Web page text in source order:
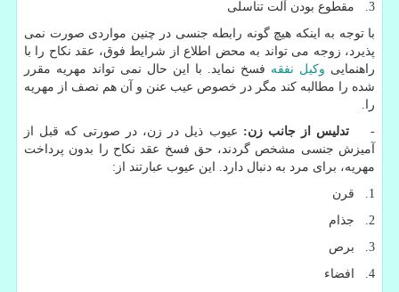
3. مقطوع بودن آلت تناسلی
با توجه به اینکه هیچ گونه رابطه جنسی در چنین مواردی صورت نمی
پذیرد، زوجه می تواند به محض اطلاع از شرایط فوق، عقد نکاح را با
راهنمایی وکیل نفقه فسخ نماید. با این حال نمی تواند مهریه مقرر
شده را مطالبه کند مگر در خصوص عیب عنن و آن هم نصف از مهریه
را.
-تدلیس از جانب زن: عیوب ذیل در زن، در صورتی که قبل از
آمیزش جنسی مشخص گردند، حق فسخ عقد نکاح را بدون پرداخت
مهریه، برای مرد به دنبال دارد. این عیوب عبارتند از:
1. قرن
2. جذام
3. برص
4. افضاء